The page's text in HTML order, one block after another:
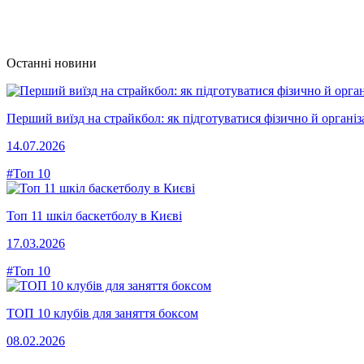
Останні новини
Перший виїзд на страйкбол: як підготуватися фізично й
14.07.2026
#Топ 10
Топ 11 шкіл баскетболу в Києві
17.03.2026
#Топ 10
ТОП 10 клубів для заняття боксом
08.02.2026